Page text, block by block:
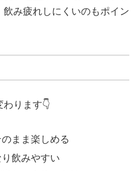
み疲れしにくいのもポイン
ります👇
のまま楽しめる
り飲みやすい